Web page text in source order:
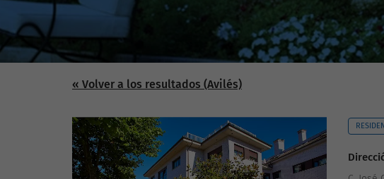
« Volver a los resultados (Avilés)